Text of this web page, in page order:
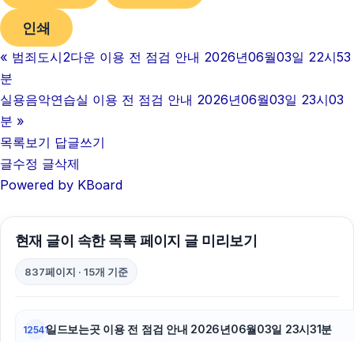
강동구하수구막힘
이혼전문변호사
폰테크
인쇄
« 범죄도시2다운 이용 전 점검 안내 2026년06월03일 22시53
분
실용음악연습실 이용 전 점검 안내 2026년06월03일 23시03
분 »
목록보기 답글쓰기
글수정 글삭제
Powered by KBoard
현재 글이 속한 목록 페이지 글 미리보기
837페이지 · 15개 기준
12541일드보는곳 이용 전 점검 안내 2026년06월03일 23시31분